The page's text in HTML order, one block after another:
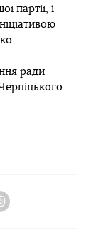
партії, і
ради
Viber